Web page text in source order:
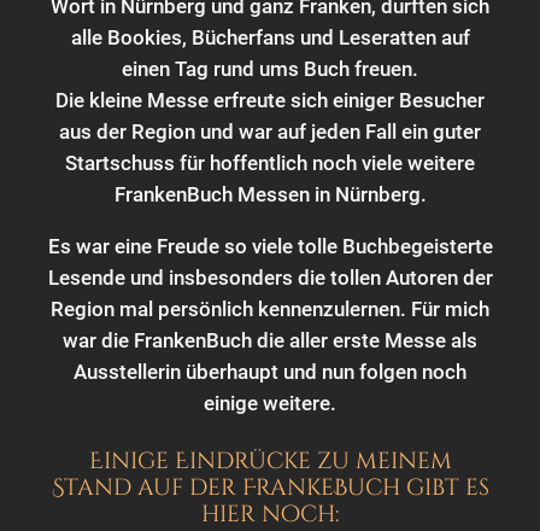
Wort in Nürnberg und ganz Franken, durften sich
alle Bookies, Bücherfans und Leseratten auf
einen Tag rund ums Buch freuen.
Die kleine Messe erfreute sich einiger Besucher
aus der Region und war auf jeden Fall ein guter
Startschuss für hoffentlich noch viele weitere
FrankenBuch Messen in Nürnberg.
Es war eine Freude so viele tolle Buchbegeisterte
Lesende und insbesonders die tollen Autoren der
Region mal persönlich kennenzulernen. Für mich
war die FrankenBuch die aller erste Messe als
Ausstellerin überhaupt und nun folgen noch
einige weitere.
Einige Eindrücke zu meinem
Stand auf der FrankeBuch gibt es
hier noch: